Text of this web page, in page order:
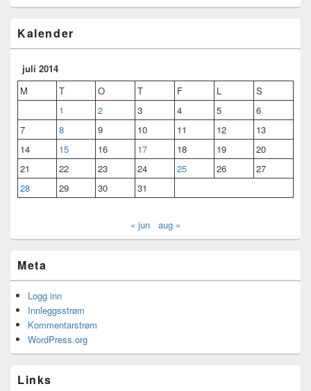
Kalender
juli 2014
M
T O T F L
S
1
2 3 4 5
6
7
8 9 10 11 12
13
14
15 16 17 18 19
20
21
22 23 24 25 26
27
28
29 30 31
« jun aug »
Meta
Logg inn
Innleggsstrøm
Kommentarstrøm
WordPress.org
Links